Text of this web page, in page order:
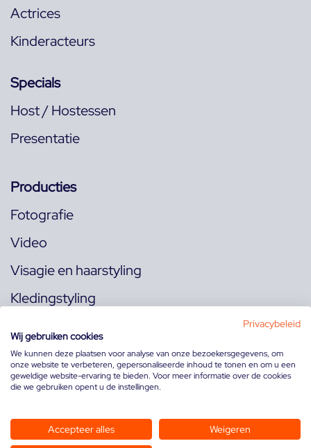
Actrices
Kinderacteurs
Specials
Host / Hostessen
Presentatie
Producties
Fotografie
Video
Visagie en haarstyling
Kledingstyling
Volg ons op:
Privacybeleid
Wij gebruiken cookies
We kunnen deze plaatsen voor analyse van onze bezoekersgegevens, om
onze website te verbeteren, gepersonaliseerde inhoud te tonen en om u een
geweldige website-ervaring te bieden. Voor meer informatie over de cookies
die we gebruiken opent u de instellingen.
Accepteer alles Weigeren